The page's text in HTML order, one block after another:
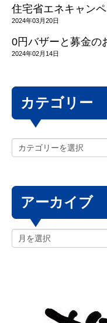
住宅省エネキャン
2024年03月20日
0円バザーと募金の
2024年02月14日
カテゴリー
アーカイブ